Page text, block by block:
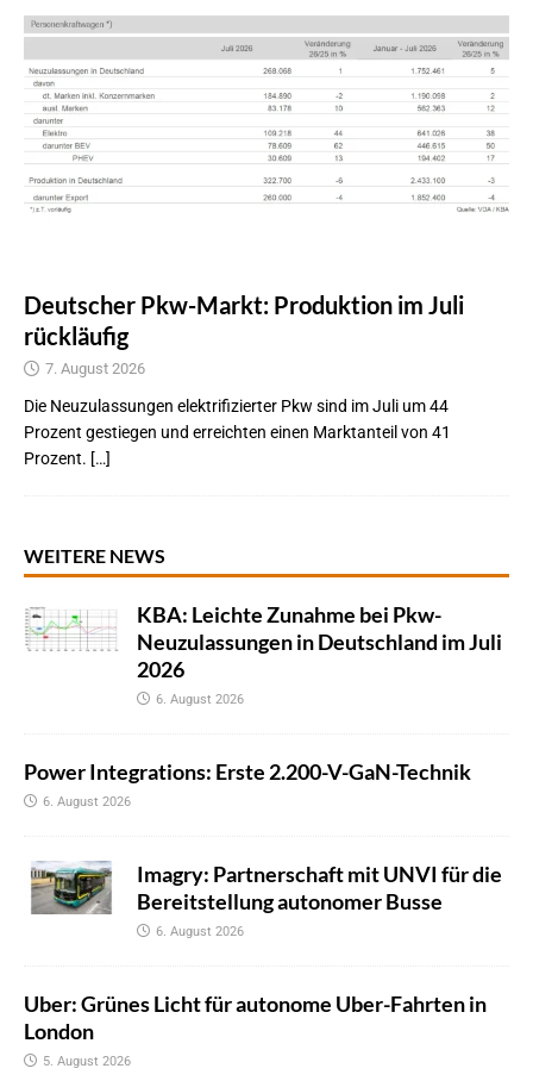
Deutscher Pkw-Markt: Produktion im Juli
rückläufig
7. August 2026
Die Neuzulassungen elektrifizierter Pkw sind im Juli um 44
Prozent gestiegen und erreichten einen Marktanteil von 41
Prozent. […]
WEITERE NEWS
KBA: Leichte Zunahme bei Pkw-
Neuzulassungen in Deutschland im Juli
2026
6. August 2026
Power Integrations: Erste 2.200-V-GaN-Technik
6. August 2026
Imagry: Partnerschaft mit UNVI für die
Bereitstellung autonomer Busse
6. August 2026
Uber: Grünes Licht für autonome Uber-Fahrten in
London
5. August 2026